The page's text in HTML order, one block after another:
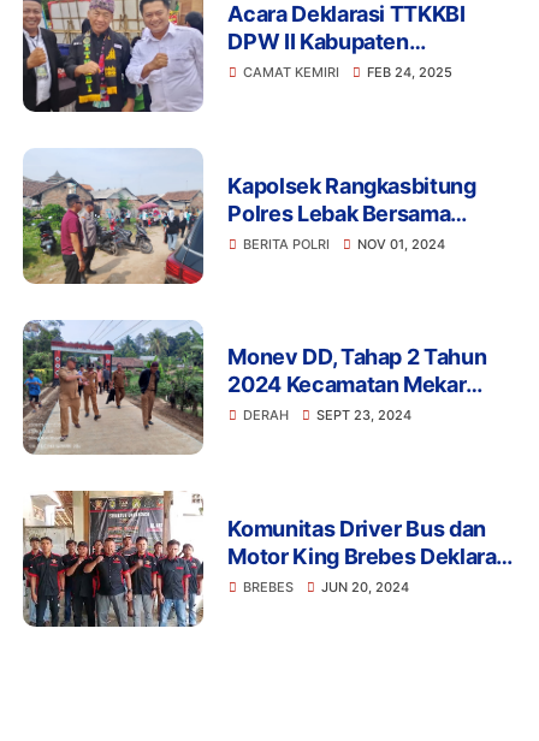
Acara Deklarasi TTKKBI
DPW II Kabupaten
Tangerang Dihadirkan
CAMAT KEMIRI FEB 24, 2025
Kapolsek Rangkasbitung
Polres Lebak Bersama
Personil Giat Pengamanan
BERITA POLRI NOV 01, 2024
Monev DD, Tahap 2 Tahun
2024 Kecamatan Mekar
Jaya di Desa Wirasinga
DERAH SEPT 23, 2024
Komunitas Driver Bus dan
Motor King Brebes Deklarasi
Dukung Pol. Ahmad Luthfi
BREBES JUN 20, 2024